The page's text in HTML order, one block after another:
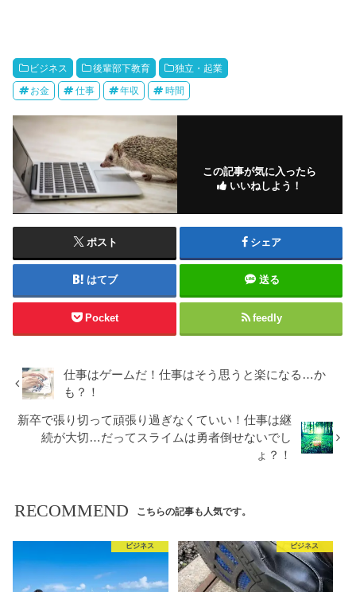
ビジネス 後輩部下教育 独立・起業
お金 仕事 年収 時間
この記事が気に入ったら
いいねしよう！
ポスト シェア
はてブ 送る
Pocket feedly
仕事はゲームだ！仕事はそう思うと楽になる…か
も？！
新卒で張り切って頑張り過ぎなくていい！仕事は継
続が大切…だってスライムは勇者倒せないでし
ょ？！
RECOMMEND こちらの記事も人気です。
ビジネス ビジネス